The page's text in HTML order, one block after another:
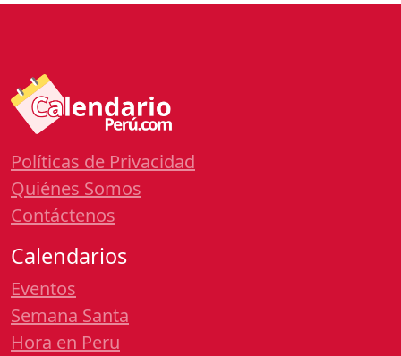
Políticas de Privacidad
Quiénes Somos
Contáctenos
Calendarios
Eventos
Semana Santa
Hora en Peru